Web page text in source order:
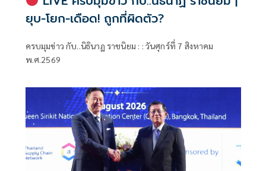
ยุบ-โยก-เดือด! ถูกที่ผิดตัว?
ครบมุมข่าว กับ..นิธินาฏ ราชนิยม : : วันศุกร์ที่ 7 สิงหาคม
พ.ศ.2569